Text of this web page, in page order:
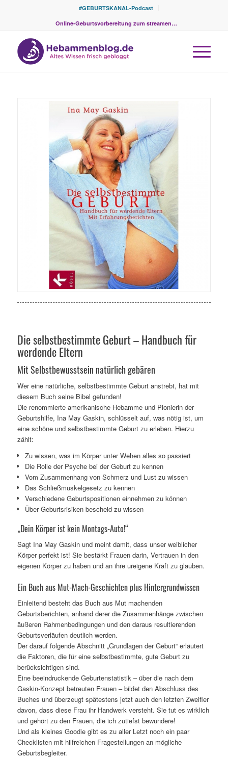
#GEBURTSKANAL-Podcast
Online-Geburtsvorbereitung zum streamen…
Die selbstbestimmte Geburt – Handbuch für
werdende Eltern
Mit Selbstbewusstsein natürlich gebären
Wer eine natürliche, selbstbestimmte Geburt anstrebt, hat mit
diesem Buch seine Bibel gefunden!
Die renommierte amerikanische Hebamme und Pionierin der
Geburtshilfe, Ina May Gaskin, schlüsselt auf, was nötig ist, um
eine schöne und selbstbestimmte Geburt zu erleben. Hierzu
zählt:
Zu wissen, was im Körper unter Wehen alles so passiert
Die Rolle der Psyche bei der Geburt zu kennen
Vom Zusammenhang von Schmerz und Lust zu wissen
Das Schließmuskelgesetz zu kennen
Verschiedene Geburtspositionen einnehmen zu können
Über Geburtsrisiken bescheid zu wissen
„Dein Körper ist kein Montags-Auto!“
Sagt Ina May Gaskin und meint damit, dass unser weiblicher
Körper perfekt ist! Sie bestärkt Frauen darin, Vertrauen in den
eigenen Körper zu haben und an ihre ureigene Kraft zu glauben.
Ein Buch aus Mut-Mach-Geschichten plus Hintergrundwissen
Einleitend besteht das Buch aus Mut machenden
Geburtsberichten, anhand derer die Zusammenhänge zwischen
äußeren Rahmenbedingungen und den daraus resultierenden
Geburtsverläufen deutlich werden.
Der darauf folgende Abschnitt „Grundlagen der Geburt“ erläutert
die Faktoren, die für eine selbstbestimmte, gute Geburt zu
berücksichtigen sind.
Eine beeindruckende Geburtenstatistik – über die nach dem
Gaskin-Konzept betreuten Frauen – bildet den Abschluss des
Buches und überzeugt spätestens jetzt auch den letzten Zweifler
davon, dass diese Frau ihr Handwerk versteht. Sie tut es wirklich
und gehört zu den Frauen, die ich zutiefst bewundere!
Und als kleines Goodie gibt es zu aller Letzt noch ein paar
Checklisten mit hilfreichen Fragestellungen an mögliche
Geburtsbegleiter.